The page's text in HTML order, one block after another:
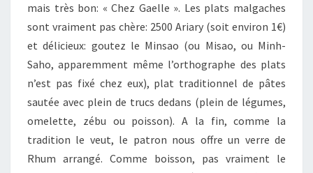
mais très bon: « Chez Gaelle ». Les plats malgaches
sont vraiment pas chère: 2500 Ariary (soit environ 1€)
et délicieux: goutez le Minsao (ou Misao, ou Minh-
Saho, apparemment même l’orthographe des plats
n’est pas fixé chez eux), plat traditionnel de pâtes
sautée avec plein de trucs dedans (plein de légumes,
omelette, zébu ou poisson). A la fin, comme la
tradition le veut, le patron nous offre un verre de
Rhum arrangé. Comme boisson, pas vraiment le